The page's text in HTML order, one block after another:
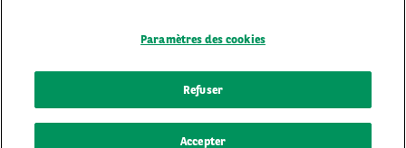
Protection des données personnelles
Paramètres des cookies
Refuser
Accepter